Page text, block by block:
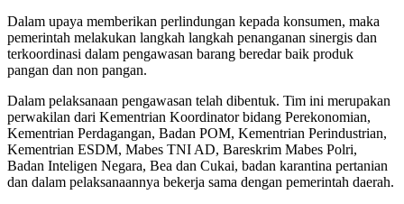
Dalam upaya memberikan perlindungan kepada konsumen, maka
pemerintah melakukan langkah langkah penanganan sinergis dan
terkoordinasi dalam pengawasan barang beredar baik produk
pangan dan non pangan.
Dalam pelaksanaan pengawasan telah dibentuk. Tim ini merupakan
perwakilan dari Kementrian Koordinator bidang Perekonomian,
Kementrian Perdagangan, Badan POM, Kementrian Perindustrian,
Kementrian ESDM, Mabes TNI AD, Bareskrim Mabes Polri,
Badan Inteligen Negara, Bea dan Cukai, badan karantina pertanian
dan dalam pelaksanaannya bekerja sama dengan pemerintah daerah.